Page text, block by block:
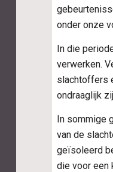
onder onze
In die
verwerken.
slachtoffers
ondraaglijk
In sommige
van de
geïsoleerd
die voor een